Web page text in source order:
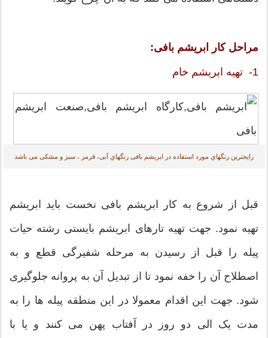
مراحل کار ابریشم بافی:
1- تهيه ابريشم خام
رايجترين رنگهاي مورد استفاده در ابريشم بافی رنگهاي آبی، قرمز ، سبز و مشكی می باشد
قبل از شروع به کار ابریشم بافی نخست بايد ابريشم
تهيه نمود. جهت تهیه تارهای ابریشم بایستی رشته حیات
پیله را قبل از رسیدن به مرحله شفیرگی قطع و به
اصطلاح آن را خفه نمود تا از تبدیل آن به پروانه جلوگیری
شود. جهت این اقدام معمولا در این منطقه پیله ها را به
مدت یک الی دو روز در آفتاب پهن می کنند و یا با